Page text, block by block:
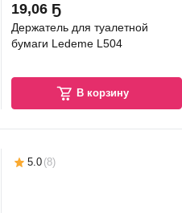
19,06 Ҕ
Держатель для туалетной
бумаги Ledeme L504
В корзину
5.0 (8)